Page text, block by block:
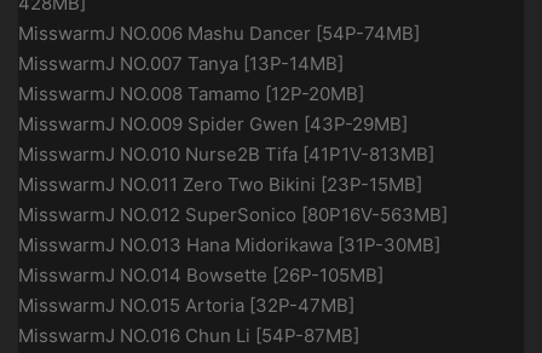
MisswarmJ NO.006 Mashu Dancer [54P-74MB]
MisswarmJ NO.007 Tanya [13P-14MB]
MisswarmJ NO.008 Tamamo [12P-20MB]
MisswarmJ NO.009 Spider Gwen [43P-29MB]
MisswarmJ NO.010 Nurse2B Tifa [41P1V-813MB]
MisswarmJ NO.011 Zero Two Bikini [23P-15MB]
MisswarmJ NO.012 SuperSonico [80P16V-563MB]
MisswarmJ NO.013 Hana Midorikawa [31P-30MB]
MisswarmJ NO.014 Bowsette [26P-105MB]
MisswarmJ NO.015 Artoria [32P-47MB]
MisswarmJ NO.016 Chun Li [54P-87MB]